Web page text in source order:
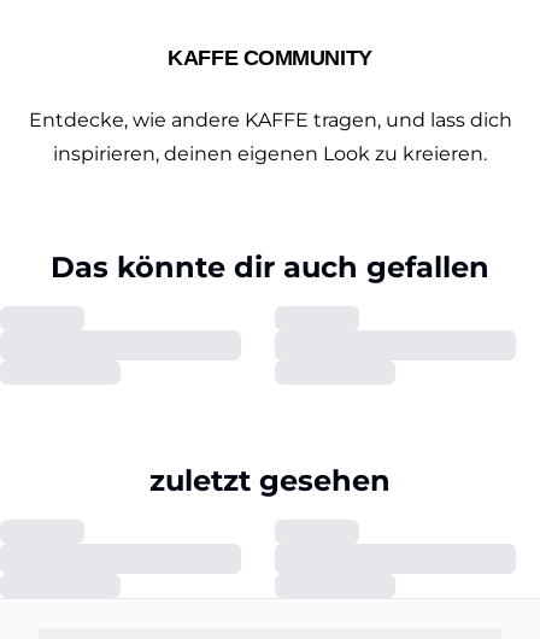
KAFFE COMMUNITY
Entdecke, wie andere KAFFE tragen, und lass dich
inspirieren, deinen eigenen Look zu kreieren.
Das könnte dir auch gefallen
zuletzt gesehen